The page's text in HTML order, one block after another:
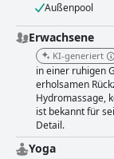
Außenpool
Erwachsene
KI-generiert
in einer ruhigen
erholsamen
Hydromassage,
ist bekannt für
Detail.
Yoga